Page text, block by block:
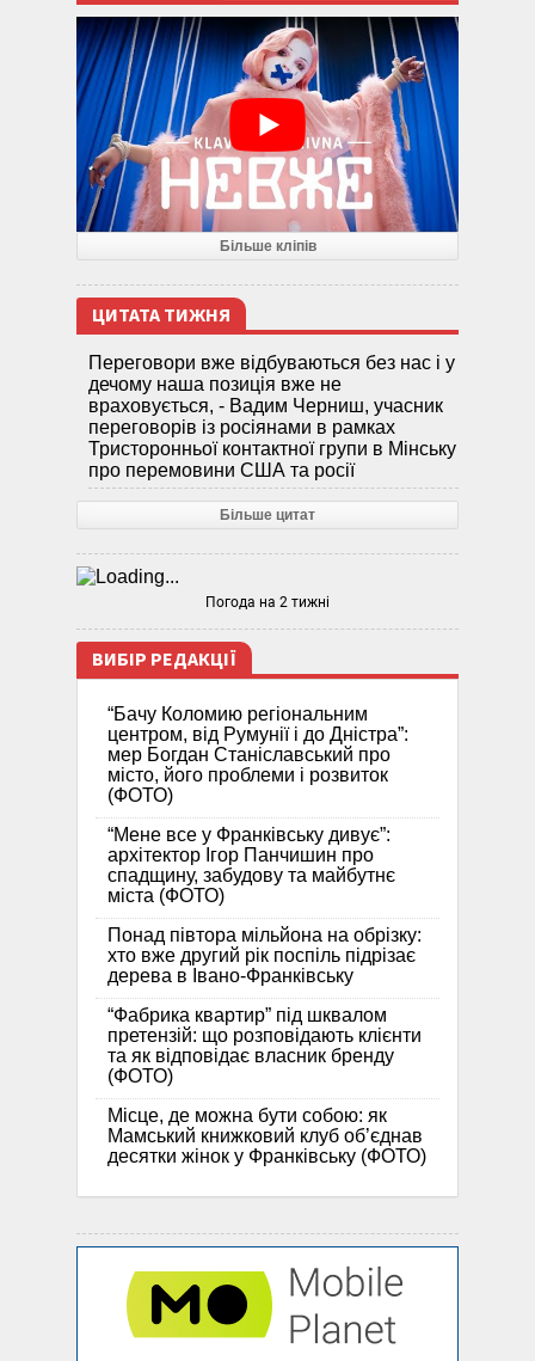
Більше кліпів
ЦИТАТА ТИЖНЯ
Переговори вже відбуваються без нас і у
дечому наша позиція вже не
враховується, - Вадим Черниш, учасник
переговорів із росіянами в рамках
Тристоронньої контактної групи в Мінську
про перемовини США та росії
Більше цитат
Погода на 2 тижні
ВИБІР РЕДАКЦІЇ
“Бачу Коломию регіональним
центром, від Румунії і до Дністра”:
мер Богдан Станіславський про
місто, його проблеми і розвиток
(ФОТО)
“Мене все у Франківську дивує”:
архітектор Ігор Панчишин про
спадщину, забудову та майбутнє
міста (ФОТО)
Понад півтора мільйона на обрізку:
хто вже другий рік поспіль підрізає
дерева в Івано-Франківську
“Фабрика квартир” під шквалом
претензій: що розповідають клієнти
та як відповідає власник бренду
(ФОТО)
Місце, де можна бути собою: як
Мамський книжковий клуб об’єднав
десятки жінок у Франківську (ФОТО)